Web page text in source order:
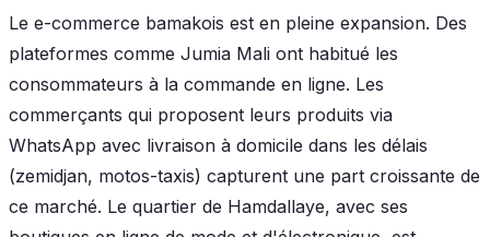
Le e-commerce bamakois est en pleine expansion. Des
plateformes comme Jumia Mali ont habitué les
consommateurs à la commande en ligne. Les
commerçants qui proposent leurs produits via
WhatsApp avec livraison à domicile dans les délais
(zemidjan, motos-taxis) capturent une part croissante de
ce marché. Le quartier de Hamdallaye, avec ses